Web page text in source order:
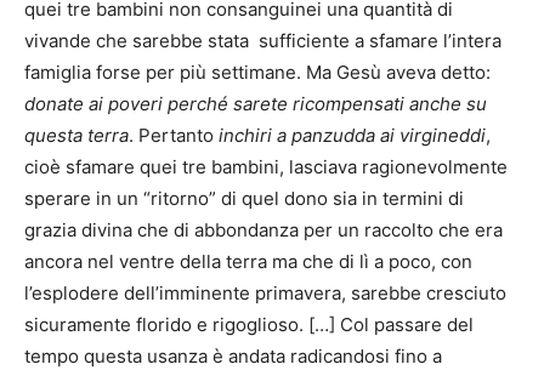
quei tre bambini non consanguinei una quantità di
vivande che sarebbe stata sufficiente a sfamare l’intera
famiglia forse per più settimane. Ma Gesù aveva detto:
donate ai poveri perché sarete ricompensati anche su
questa terra. Pertanto inchiri a panzudda ai virgineddi,
cioè sfamare quei tre bambini, lasciava ragionevolmente
sperare in un “ritorno” di quel dono sia in termini di
grazia divina che di abbondanza per un raccolto che era
ancora nel ventre della terra ma che di lì a poco, con
l’esplodere dell’imminente primavera, sarebbe cresciuto
sicuramente florido e rigoglioso. […] Col passare del
tempo questa usanza è andata radicandosi fino a